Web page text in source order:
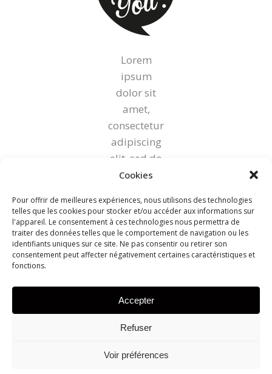
Cookies
Pour offrir de meilleures expériences, nous utilisons des technologies
telles que les cookies pour stocker et/ou accéder aux informations sur
l'appareil. Le consentement à ces technologies nous permettra de
traiter des données telles que le comportement de navigation ou les
identifiants uniques sur ce site. Ne pas consentir ou retirer son
consentement peut affecter négativement certaines caractéristiques et
fonctions.
Accepter
Refuser
Voir préférences
Lorem
ipsum
dolor sit
amet,
consectetur
adipiscing
elit, sed do
eiusmod
incididunt
ut labore et
dolore
magna
enim ad
minim
veniam